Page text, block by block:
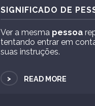
SIGNIFICADO DE
Ver a mesma pessoa
tentando entrar em
suas instruções.
> READ MORE